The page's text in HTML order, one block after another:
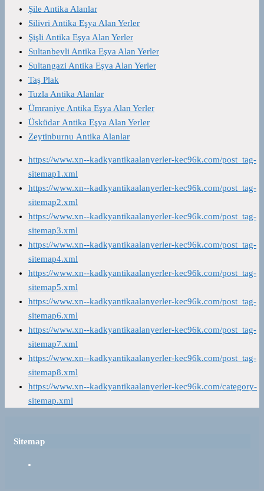
Şile Antika Alanlar
Silivri Antika Eşya Alan Yerler
Şişli Antika Eşya Alan Yerler
Sultanbeyli Antika Eşya Alan Yerler
Sultangazi Antika Eşya Alan Yerler
Taş Plak
Tuzla Antika Alanlar
Ümraniye Antika Eşya Alan Yerler
Üsküdar Antika Eşya Alan Yerler
Zeytinburnu Antika Alanlar
https://www.xn--kadkyantikaalanyerler-kec96k.com/post_tag-
sitemap1.xml
https://www.xn--kadkyantikaalanyerler-kec96k.com/post_tag-
sitemap2.xml
https://www.xn--kadkyantikaalanyerler-kec96k.com/post_tag-
sitemap3.xml
https://www.xn--kadkyantikaalanyerler-kec96k.com/post_tag-
sitemap4.xml
https://www.xn--kadkyantikaalanyerler-kec96k.com/post_tag-
sitemap5.xml
https://www.xn--kadkyantikaalanyerler-kec96k.com/post_tag-
sitemap6.xml
https://www.xn--kadkyantikaalanyerler-kec96k.com/post_tag-
sitemap7.xml
https://www.xn--kadkyantikaalanyerler-kec96k.com/post_tag-
sitemap8.xml
https://www.xn--kadkyantikaalanyerler-kec96k.com/category-
sitemap.xml
Sitemap